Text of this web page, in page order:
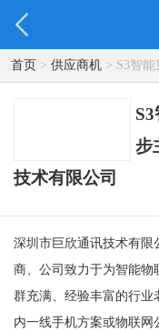
首页> 供应商机> S3智能
深圳市巨欣通讯技术有限
步
技术有限公司
深圳市巨欣通讯技术有
商、公司致力于为智能
群充满、经验丰富的行业
内一线手机方案或物联网